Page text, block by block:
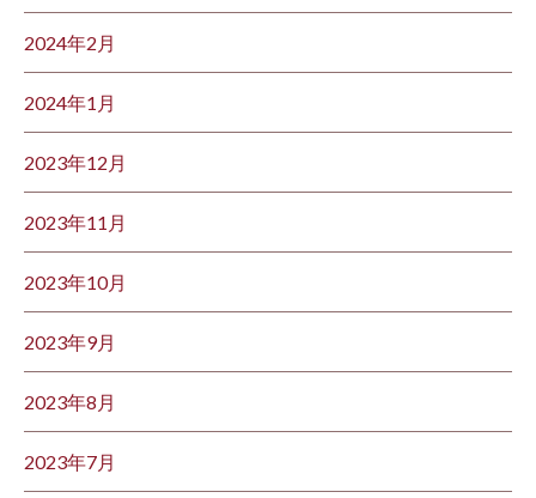
2024年2月
2024年1月
2023年12月
2023年11月
2023年10月
2023年9月
2023年8月
2023年7月